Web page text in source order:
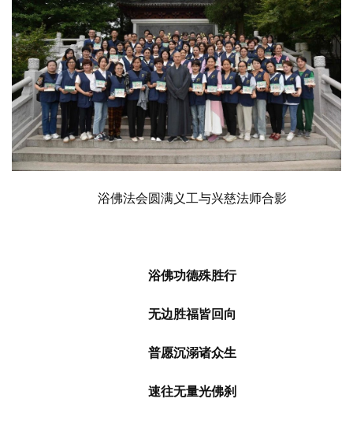
浴佛法会圆满义工与兴慈法师合影
浴佛功德殊胜行
无边胜福皆回向
普愿沉溺诸众生
速往无量光佛刹